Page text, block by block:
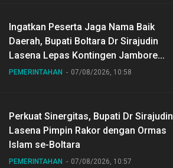
Ingatkan Peserta Jaga Nama Baik
Daerah, Bupati Boltara Dr Sirajudin
Lasena Lepas Kontingen Jambore
Nasional ke XII di Buperta Cibubur
PEMERINTAHAN 07/08/2026, 10:58
Perkuat Sinergitas, Bupati Dr Sirajudin
Lasena Pimpin Rakor dengan Ormas
Islam se-Boltara
PEMERINTAHAN 07/08/2026, 10:57